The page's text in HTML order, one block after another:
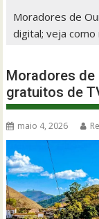
Moradores de
digital; veja
Moradores de
gratuitos de
maio 4, 2026